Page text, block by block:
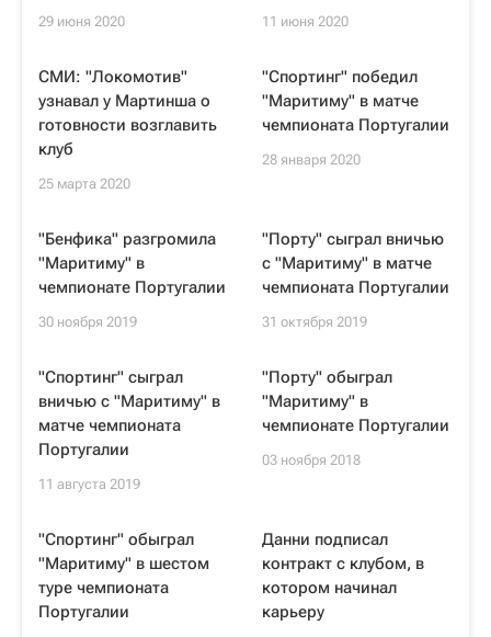
29 июня 2020 11 июня 2020
СМИ: "Локомотив"
узнавал у Мартинша о
готовности возглавить
клуб
25 марта 2020
"Спортинг" победил
"Маритиму" в матче
чемпионата Португалии
28 января 2020
"Бенфика" разгромила
"Маритиму" в
чемпионате Португалии
30 ноября 2019
"Порту" сыграл вничью
с "Маритиму" в матче
чемпионата Португалии
31 октября 2019
"Спортинг" сыграл
вничью с "Маритиму" в
матче чемпионата
Португалии
11 августа 2019
"Порту" обыграл
"Маритиму" в
чемпионате Португалии
03 ноября 2018
"Спортинг" обыграл
"Маритиму" в шестом
туре чемпионата
Португалии
Данни подписал
контракт с клубом, в
котором начинал
карьеру